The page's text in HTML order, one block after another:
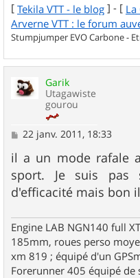
[ Tekila VTT - le blog ] - [ La
Arverne VTT : le forum
Stumpjumper EVO Carbone -
Garik
Utagawiste
gourou
M
a
g
e
22 janv. 2011, 18:33
il a un mode rafale
sport. Je suis pas
d'efficacité mais bon
Engine LAB NGN140 full
185mm, roues perso
xm 819 ; équipé d'un
Forerunner 405 équipé